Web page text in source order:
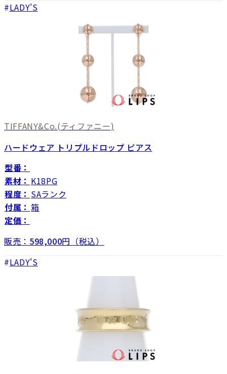
LADY'S
TIFFANY&Co.(ティファニー)
ハードウェア トリプルドロップ ピアス
型番：
素材： K18PG
程度： SAランク
付属： 箱
定価：
販売： 598,000円（税込）
LADY'S